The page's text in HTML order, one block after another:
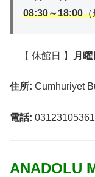
08:30～18:00（
【 休館日 】 月曜
住所: Cumhuriyet
電話: 03123105361
ANADOLU